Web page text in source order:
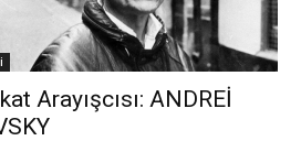
Arayışcısı: ANDREİ